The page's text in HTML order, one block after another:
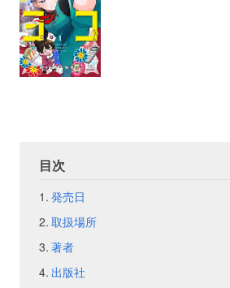
目次
発売日
取扱場所
著者
出版社
フェア
会社概要